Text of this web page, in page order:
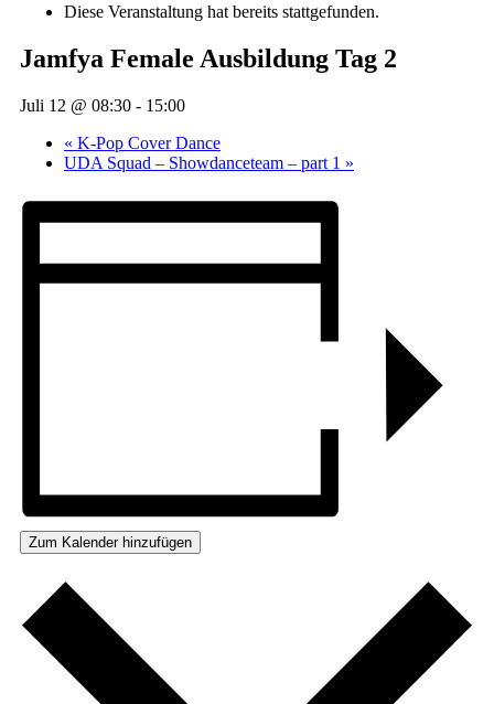
Diese Veranstaltung hat bereits stattgefunden.
Jamfya Female Ausbildung Tag 2
Juli 12 @ 08:30 - 15:00
« K-Pop Cover Dance
UDA Squad – Showdanceteam – part 1 »
Zum Kalender hinzufügen